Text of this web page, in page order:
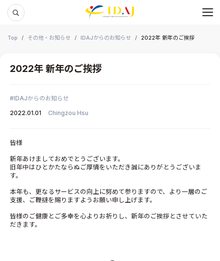
メ
Top その他・お知らせ IDAJからのお知らせ 2022年 新年のご挨拶
2022年 新年のご挨拶
IDAJからのお知らせ
2022.01.01
Chingzou Hsu
皆様
新年あけましておめでとうございます。
旧年中はひとかたならぬご厚情をいただき誠にありがとうございま
す。
本年も、更なるサービスの向上に努めて参りますので、より一層のご
支援、ご鞭撻を賜りますようお願い申し上げます。
皆様のご健康とご多幸を心よりお祈りし、新年のご挨拶とさせていた
だきます。